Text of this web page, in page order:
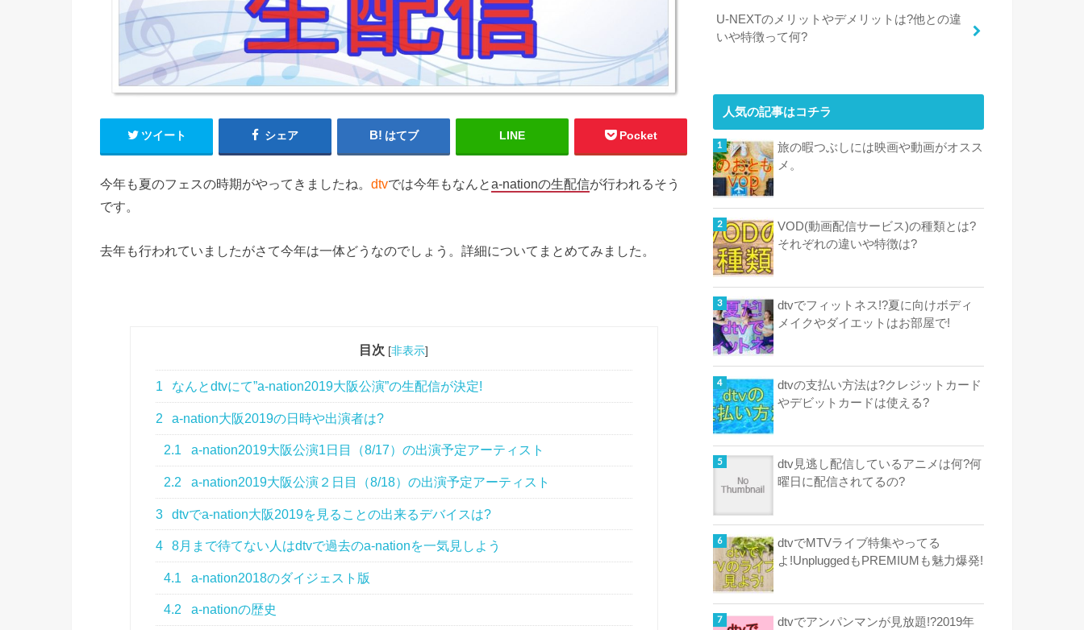
ツイート シェア はてブ LINE Pocket
今年も夏のフェスの時期がやってきましたね。 dtvでは今年もなんとa-nationの生配信が行われるそう
です。
去年も行われていましたがさて今年は一体どうなのでしょう。詳細についてまとめてみました。
目次 [非表示]
1 なんとdtvにて”a-nation2019大阪公演”の生配信が決定!
2 a-nation大阪2019の日時や出演者は?
2.1 a-nation2019大阪公演1日目（8/17）の出演予定アーティスト
2.2 a-nation2019大阪公演２日目（8/18）の出演予定アーティスト
3 dtvでa-nation大阪2019を見ることの出来るデバイスは?
4 8月まで待てない人はdtvで過去のa-nationを一気見しよう
4.1 a-nation2018のダイジェスト版
4.2 a-nationの歴史
U-NEXTのメリットやデメリットは?他との違
いや特徴って何?
人気の記事はコチラ
旅の暇つぶしには映画や動画がオスス
メ。
VOD(動画配信サービス)の種類とは?
それぞれの違いや特徴は?
dtvでフィットネス!?夏に向けボディ
メイクやダイエットはお部屋で!
dtvの支払い方法は?クレジットカード
やデビットカードは使える?
dtv見逃し配信しているアニメは何?何
曜日に配信されてるの?
dtvでMTVライブ特集やってる
よ!UnpluggedもPREMIUMも魅力爆発!
dtvでアンパンマンが見放題!?2019年